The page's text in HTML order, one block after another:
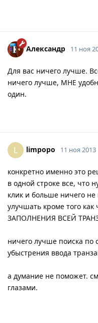
Александр 11 ноя
Для вас ничего лучше.
ничего лучше, МНЕ
один.
L limpopo 11 ноя 2013
конкретно именно это
в одной строке все, что
клик и больше ничего не
улучшать кроме того
ЗАПОЛНЕНИЯ ВСЕЙ
ничего лучше поиска по
убыстрения ввода
а думание не поможет.
глазами.